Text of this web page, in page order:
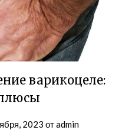
варикоцеле:
2023 отadmin